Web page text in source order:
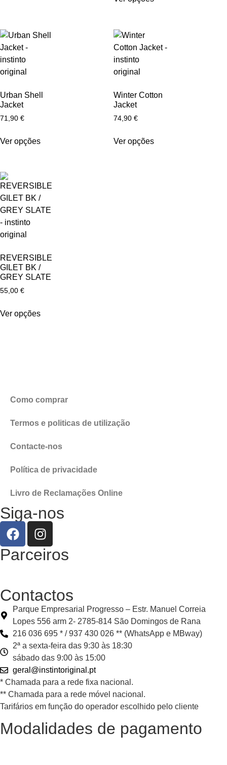
Urban Shell
Jacket
71,90 €
Ver opções
Winter Cotton
Jacket
74,90 €
Ver opções
REVERSIBLE
GILET BK /
GREY SLATE
55,00 €
Ver opções
Como comprar
Termos e politicas de utilização
Contacte-nos
Política de privacidade
Livro de Reclamações Online
Siga-nos
Parceiros
Contactos
Parque Empresarial Progresso – Estr. Manuel Correia
Lopes 556 arm 2- 2785-814 São Domingos de Rana
216 036 695 * / 937 430 026 ** (WhatsApp e MBway)
2ª a sexta-feira das 9:30 às 18:30
sábado das 9:00 às 15:00
geral@instintoriginal.pt
* Chamada para a rede fixa nacional.
** Chamada para a rede móvel nacional.
Tarifários em função do operador escolhido pelo cliente
Modalidades de pagamento